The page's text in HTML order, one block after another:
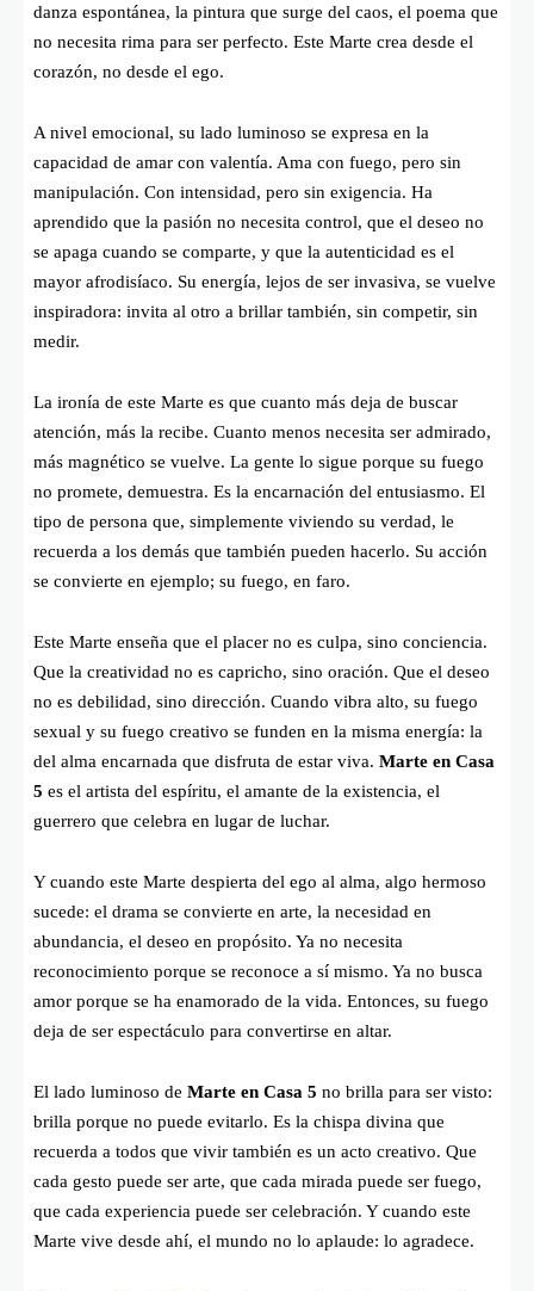
danza espontánea, la pintura que surge del caos, el poema que
no necesita rima para ser perfecto. Este Marte crea desde el
corazón, no desde el ego.
A nivel emocional, su lado luminoso se expresa en la
capacidad de amar con valentía. Ama con fuego, pero sin
manipulación. Con intensidad, pero sin exigencia. Ha
aprendido que la pasión no necesita control, que el deseo no
se apaga cuando se comparte, y que la autenticidad es el
mayor afrodisíaco. Su energía, lejos de ser invasiva, se vuelve
inspiradora: invita al otro a brillar también, sin competir, sin
medir.
La ironía de este Marte es que cuanto más deja de buscar
atención, más la recibe. Cuanto menos necesita ser admirado,
más magnético se vuelve. La gente lo sigue porque su fuego
no promete, demuestra. Es la encarnación del entusiasmo. El
tipo de persona que, simplemente viviendo su verdad, le
recuerda a los demás que también pueden hacerlo. Su acción
se convierte en ejemplo; su fuego, en faro.
Este Marte enseña que el placer no es culpa, sino conciencia.
Que la creatividad no es capricho, sino oración. Que el deseo
no es debilidad, sino dirección. Cuando vibra alto, su fuego
sexual y su fuego creativo se funden en la misma energía: la
del alma encarnada que disfruta de estar viva. Marte en Casa
5 es el artista del espíritu, el amante de la existencia, el
guerrero que celebra en lugar de luchar.
Y cuando este Marte despierta del ego al alma, algo hermoso
sucede: el drama se convierte en arte, la necesidad en
abundancia, el deseo en propósito. Ya no necesita
reconocimiento porque se reconoce a sí mismo. Ya no busca
amor porque se ha enamorado de la vida. Entonces, su fuego
deja de ser espectáculo para convertirse en altar.
El lado luminoso de Marte en Casa 5 no brilla para ser visto:
brilla porque no puede evitarlo. Es la chispa divina que
recuerda a todos que vivir también es un acto creativo. Que
cada gesto puede ser arte, que cada mirada puede ser fuego,
que cada experiencia puede ser celebración. Y cuando este
Marte vive desde ahí, el mundo no lo aplaude: lo agradece.